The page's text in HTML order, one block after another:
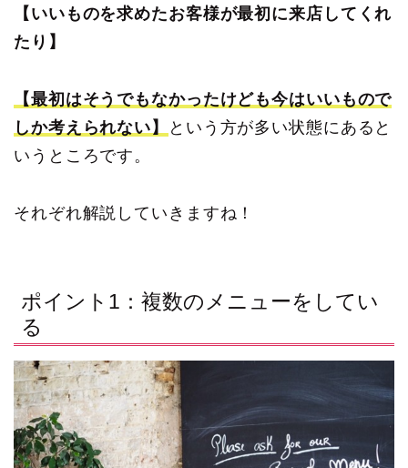
【いいものを求めたお客様が最初に来店してくれ
たり】
【最初はそうでもなかったけども今はいいもので
しか考えられない】
という方が多い状態にあると
いうところです。
それぞれ解説していきますね！
ポイント1：複数のメニューをしてい
る